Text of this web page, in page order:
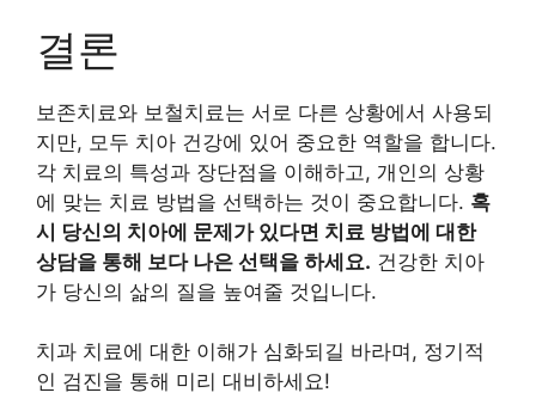
결론
보존치료와 보철치료는 서로 다른 상황에서 사용되
지만, 모두 치아 건강에 있어 중요한 역할을 합니다.
각 치료의 특성과 장단점을 이해하고, 개인의 상황
에 맞는 치료 방법을 선택하는 것이 중요합니다. 혹
시 당신의 치아에 문제가 있다면 치료 방법에 대한
상담을 통해 보다 나은 선택을 하세요. 건강한 치아
가 당신의 삶의 질을 높여줄 것입니다.
치과 치료에 대한 이해가 심화되길 바라며, 정기적
인 검진을 통해 미리 대비하세요!